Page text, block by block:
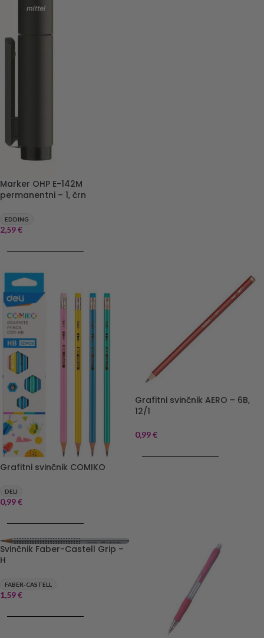
Marker OHP E-142M
permanentni – 1, črn
EDDING
2,59€
Grafitni svinčnik COMIKO
DELI
0,99€
Grafitni svinčnik AERO – 6B,
12/1
0,99€
Svinčnik Faber-Castell Grip –
H
FABER-CASTELL
1,59€